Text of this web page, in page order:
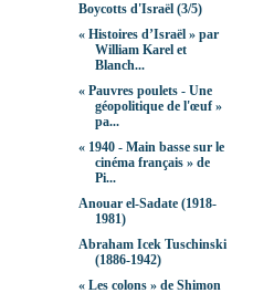
Boycotts d'Israël (3/5)
« Histoires d’Israël » par
William Karel et
Blanch...
« Pauvres poulets - Une
géopolitique de l'œuf »
pa...
« 1940 - Main basse sur le
cinéma français » de
Pi...
Anouar el-Sadate (1918-
1981)
Abraham Icek Tuschinski
(1886-1942)
« Les colons » de Shimon